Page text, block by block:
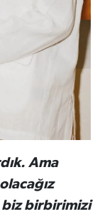
Ama
biz birbirimizi